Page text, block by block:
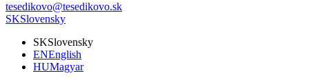
tesedikovo@tesedikovo.sk
SKSlovensky
SKSlovensky
ENEnglish
HUMagyar